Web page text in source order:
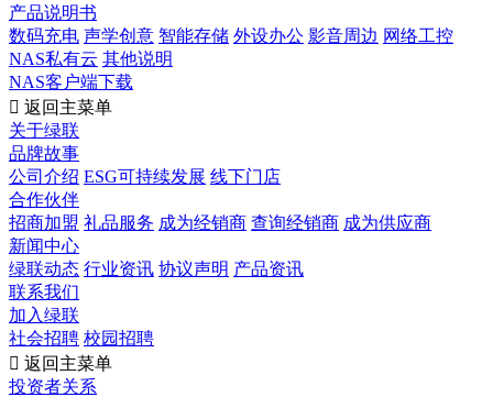
产品说明书
数码充电 声学创意 智能存储 外设办公 影音周边 网络工控
NAS私有云 其他说明
NAS客户端下载
 返回主菜单
关于绿联
品牌故事
公司介绍 ESG可持续发展 线下门店
合作伙伴
招商加盟 礼品服务 成为经销商 查询经销商 成为供应商
新闻中心
绿联动态 行业资讯 协议声明 产品资讯
联系我们
加入绿联
社会招聘 校园招聘
 返回主菜单
投资者关系